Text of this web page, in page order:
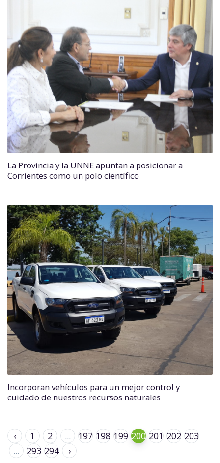
La Provincia y la UNNE apuntan a posicionar a
Corrientes como un polo científico
Incorporan vehículos para un mejor control y
cuidado de nuestros recursos naturales
‹ 1 2 ... 197 198 199 200 201 202 203
...
293 294 ›